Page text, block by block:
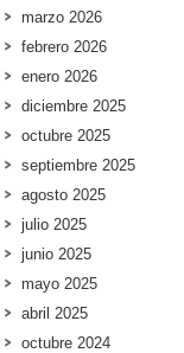
marzo 2026
febrero 2026
enero 2026
diciembre 2025
octubre 2025
septiembre 2025
agosto 2025
julio 2025
junio 2025
mayo 2025
abril 2025
octubre 2024